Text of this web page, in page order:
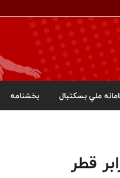
ملي بسکتبال بخشنامه
قطر